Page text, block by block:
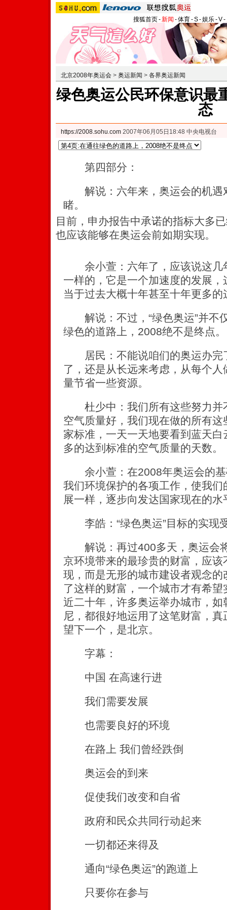
搜狐首页-新闻 -体育-S-娱乐-V-
北京2008年奥运会 > 奥运新闻 > 各界奥运新闻
绿色奥运公民环保意识最
态
https://2008.sohu.com 2007年06月05日18:48 中央电视台
第四部分：
解说：六年来，奥运会的机遇
睹。
目前，申办报告中承诺的指标大多
也应该能够在奥运会前如期实现。
余小萱：六年了，应该说这几
一样的，它是一个加速度的发展
当于过去大概十年甚至十年更多
解说：不过，“绿色奥运”并不
绿色的道路上，2008绝不是终点。
居民：不能说咱们的奥运办完
了，还是从长远来考虑，从每个
量节省一些资源。
杜少中：我们所有这些努力并
空气质量好，我们现在做的所有
家标准，一天一天地要看到蓝天
多的达到标准的空气质量的天数。
余小萱：在2008年奥运会的基
我们环境保护的各项工作，使我
展一样，逐步向发达国家现在的水
李皓：“绿色奥运”目标的实现
解说：再过400多天，奥运会
京环境带来的最珍贵的财富，应
现，而是无形的城市建设者观念
了这样的财富，一个城市才有希
近二十年，许多奥运举办城市，
尼，都很好地运用了这笔财富，
望下一个，是北京。
字幕：
中国 在高速行进
我们需要发展
也需要良好的环境
在路上 我们曾经跌倒
奥运会的到来
促使我们改变和自省
政府和民众共同行动起来
一切都还来得及
通向“绿色奥运”的跑道上
只要你在参与